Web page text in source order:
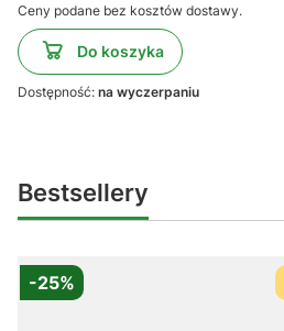
Ceny podane bez kosztów dostawy.
Do koszyka
Dostępność: na wyczerpaniu
Bestsellery
-25%